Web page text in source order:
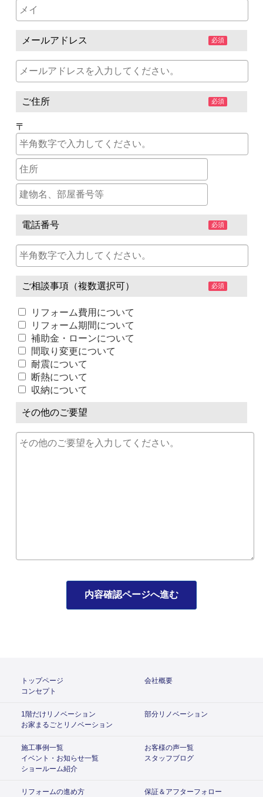
メールアドレス 必須
ご住所 必須
〒
電話番号 必須
ご相談事項（複数選択可） 必須
リフォーム費用について
リフォーム期間について
補助金・ローンについて
間取り変更について
耐震について
断熱について
収納について
その他のご要望
内容確認ページへ進む
トップページ
会社概要
コンセプト
1階だけリノベーション
部分リノベーション
お家まるごとリノベーション
施工事例一覧
お客様の声一覧
イベント・お知らせ一覧
スタッフブログ
ショールーム紹介
リフォームの進め方
保証＆アフターフォロー